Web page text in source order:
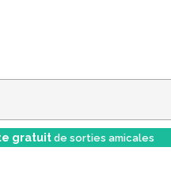
gratuitde sorties amicales